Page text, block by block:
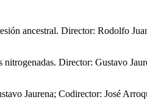
ancestral. Director: Rodolfo
Director: Gustavo
Jaurena; Codirector: José